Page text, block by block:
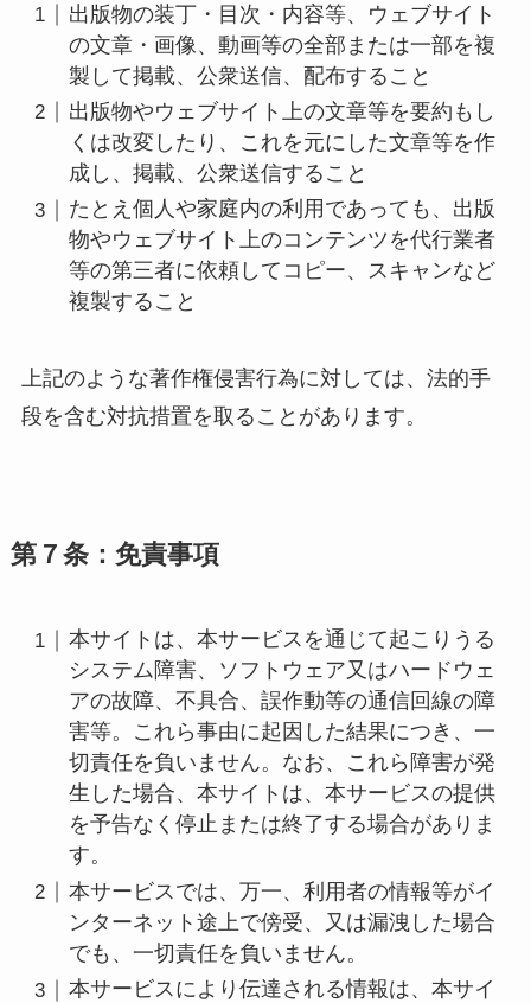
出版物の装丁・目次・内容等、ウェブサイト
の文章・画像、動画等の全部または一部を複
製して掲載、公衆送信、配布すること
出版物やウェブサイト上の文章等を要約もし
くは改変したり、これを元にした文章等を作
成し、掲載、公衆送信すること
たとえ個人や家庭内の利用であっても、出版
物やウェブサイト上のコンテンツを代行業者
等の第三者に依頼してコピー、スキャンなど
複製すること
上記のような著作権侵害行為に対しては、法的手
段を含む対抗措置を取ることがあります。
第７条：免責事項
本サイトは、本サービスを通じて起こりうる
システム障害、ソフトウェア又はハードウェ
アの故障、不具合、誤作動等の通信回線の障
害等。これら事由に起因した結果につき、一
切責任を負いません。なお、これら障害が発
生した場合、本サイトは、本サービスの提供
を予告なく停止または終了する場合がありま
す。
本サービスでは、万一、利用者の情報等がイ
ンターネット途上で傍受、又は漏洩した場合
でも、一切責任を負いません。
本サービスにより伝達される情報は、本サイ